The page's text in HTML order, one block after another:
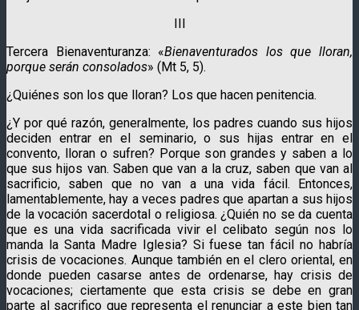
III
Tercera Bienaventuranza: «Bienaventurados los que lloran,
porque serán consolados» (Mt 5, 5).
¿Quiénes son los que lloran? Los que hacen penitencia.
¿Y por qué razón, generalmente, los padres cuando sus hijos
deciden entrar en el seminario, o sus hijas entrar en el
convento, lloran o sufren? Porque son grandes y saben a lo
que sus hijos van. Saben que van a la cruz, saben que van al
sacrificio, saben que no van a una vida fácil. Entonces,
lamentablemente, hay a veces padres que apartan a sus hijos
de la vocación sacerdotal o religiosa. ¿Quién no se da cuenta
que es una vida sacrificada vivir el celibato según nos lo
manda la Santa Madre Iglesia? Si fuese tan fácil no habría
crisis de vocaciones. Aunque también en el clero oriental, en
donde pueden casarse antes de ordenarse, hay crisis de
vocaciones; ciertamente que esta crisis se debe en gran
parte al sacrifico que representa el renunciar a este bien tan